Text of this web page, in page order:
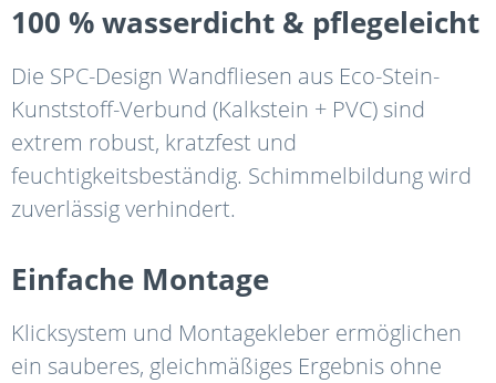
100 % wasserdicht & pflegeleicht
Die SPC-Design Wandfliesen aus Eco-Stein-
Kunststoff-Verbund (Kalkstein + PVC) sind
extrem robust, kratzfest und
feuchtigkeitsbeständig. Schimmelbildung wird
zuverlässig verhindert.
Einfache Montage
Klicksystem und Montagekleber ermöglichen
ein sauberes, gleichmäßiges Ergebnis ohne